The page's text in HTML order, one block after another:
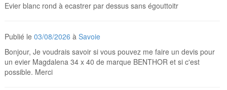
Evier blanc rond à ecastrer par dessus sans égouttoitr
Publié le03/08/2026 àSavoie
Bonjour, Je voudrais savoir si vous pouvez me faire un devis pour
un evier Magdalena 34 x 40 de marque BENTHOR et si c'est
possible. Merci